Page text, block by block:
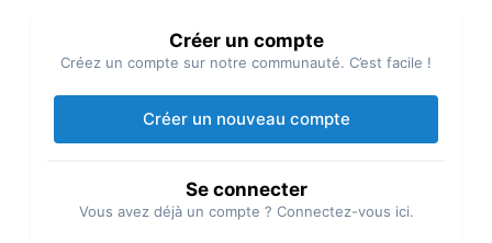
Créer un compte
Créez un compte sur notre communauté. C’est facile !
Créer un nouveau compte
Se connecter
Vous avez déjà un compte ? Connectez-vous ici.